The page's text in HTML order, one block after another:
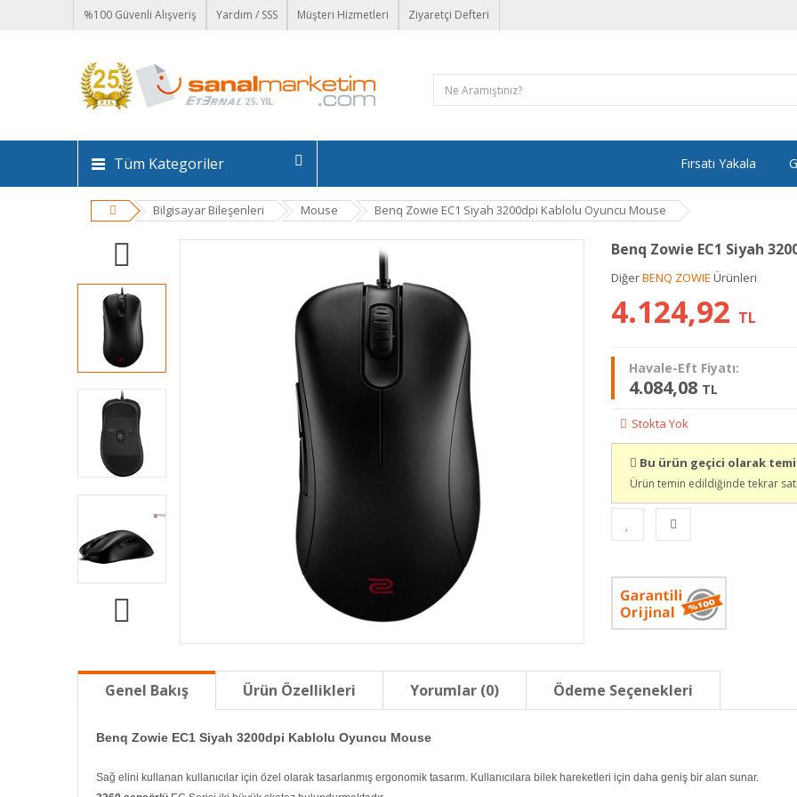
%100 Güvenli Alışveriş Yardım / SSS Müşteri Hizmetleri Ziyaretçi Defteri
Tüm Kategoriler Fırsatı Yakala
Bilgisayar Bileşenleri Mouse Benq Zowie EC1 Siyah 3200dpi Kablolu Oyuncu Mouse
Benq Zowie EC1 Siyah
DiğerBENQ ZOWIE Ürünleri
4.124,92 TL
Havale-Eft Fiyatı:
4.084,08 TL
Stokta Yok
Bu ürün geçici olarak
Ürün temin edildiğinde tekrar
Genel Bakış Ürün Özellikleri Yorumlar (0) Ödeme Seçenekleri
Benq Zowie EC1 Siyah 3200dpi Kablolu Oyuncu Mouse
Sağ elini kullanan kullanıcılar için özel olarak tasarlanmış ergonomik tasarım. Kullanıcılara bilek hareketleri için daha geniş bir alan sunar.